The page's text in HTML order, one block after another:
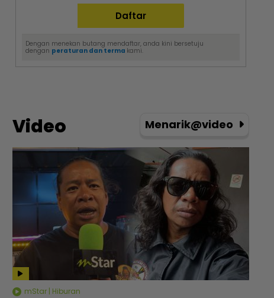
Dengan menekan butang mendaftar, anda kini bersetuju
dengan peraturan dan terma kami.
Video Menarik@video
mStar | Hiburan